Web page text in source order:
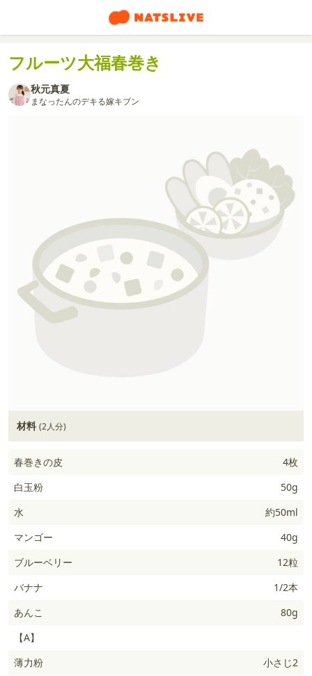
フルーツ大福春巻き
秋元真夏
まなったんのデキる嫁キブン
材料 (2人分)
春巻きの皮
4枚
白玉粉
50g
水
約50ml
マンゴー
40g
ブルーベリー
12粒
バナナ
1/2本
あんこ
80g
【A】
薄力粉
小さじ2